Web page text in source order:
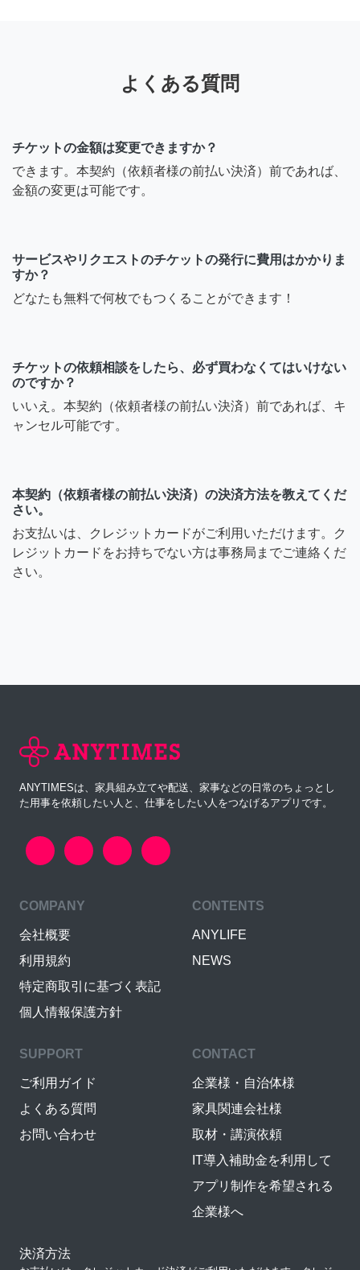
よくある質問
チケットの金額は変更できますか？
できます。本契約（依頼者様の前払い決済）前であれば、
金額の変更は可能です。
サービスやリクエストのチケットの発行に費用はかかりま
すか？
どなたも無料で何枚でもつくることができます！
チケットの依頼相談をしたら、必ず買わなくてはいけない
のですか？
いいえ。本契約（依頼者様の前払い決済）前であれば、キ
ャンセル可能です。
本契約（依頼者様の前払い決済）の決済方法を教えてくだ
さい。
お支払いは、クレジットカードがご利用いただけます。ク
レジットカードをお持ちでない方は事務局までご連絡くだ
さい。
ANYTIMESは、家具組み立てや配送、家事などの日常のちょっとし
た用事を依頼したい人と、仕事をしたい人をつなげるアプリです。
COMPANY
会社概要
利用規約
特定商取引に基づく表記
個人情報保護方針
CONTENTS
ANYLIFE
NEWS
SUPPORT
ご利用ガイド
よくある質問
お問い合わせ
CONTACT
企業様・自治体様
家具関連会社様
取材・講演依頼
IT導入補助金を利用して
アプリ制作を希望される
企業様へ
決済方法